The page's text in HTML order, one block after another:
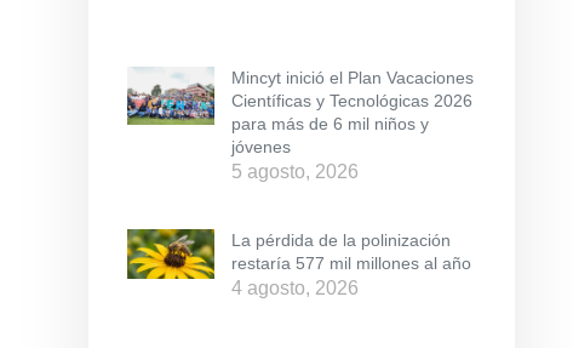
Mincyt inició el Plan Vacaciones
Científicas y Tecnológicas 2026
para más de 6 mil niños y
jóvenes
5 agosto, 2026
La pérdida de la polinización
restaría 577 mil millones al año
4 agosto, 2026